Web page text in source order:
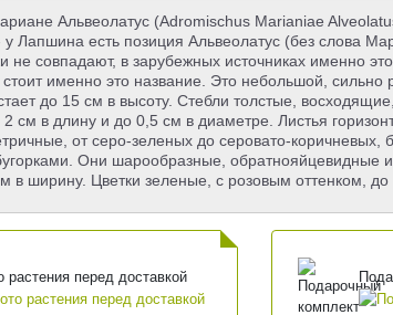
Альвеолатус (Adromischus Marianiae
у Лапшина есть позиция Альвеолатус (без слова
не совпадают, в зарубежных источниках именно
стоит именно это название. Это небольшой, сильно
до 15 см в высоту. Стебли толстые,
см в длину и до 0,5 см в диаметре. Листья
от серо-зеленых до серовато-коричневых,
Они шарообразные, обратнояйцевидные
в ширину. Цветки зеленые, с розовым оттенком, до
растения перед доставкой